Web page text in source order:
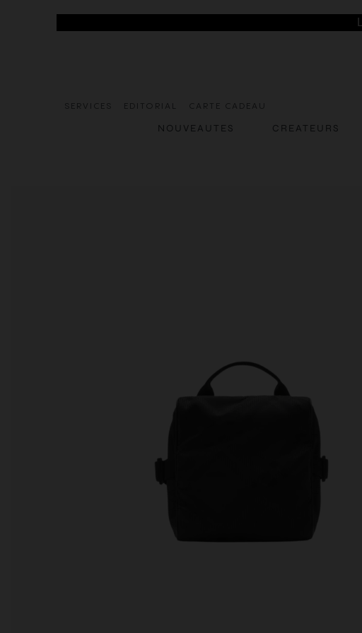
SERVICES EDITORIAL CARTE CADEAU
NOUVEAUTES CREATEURS